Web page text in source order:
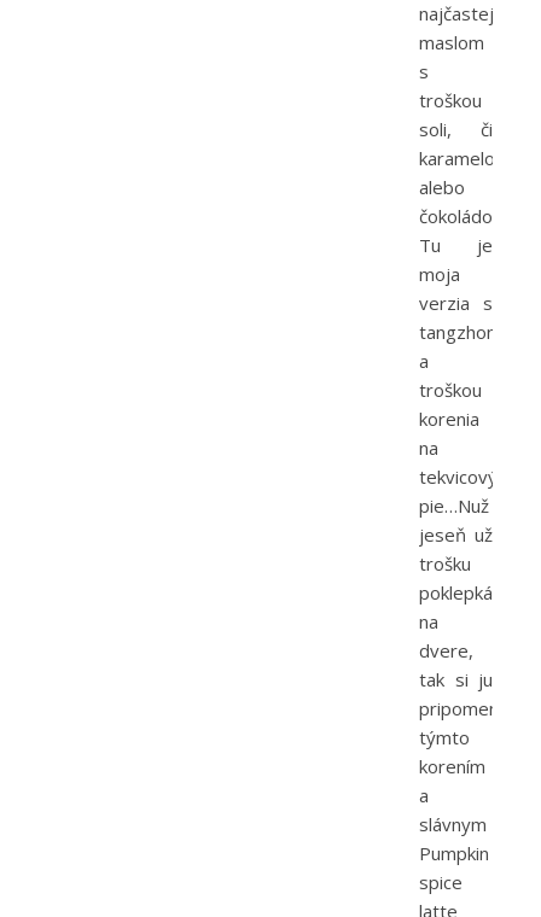
najčastejsie
maslom
s
troškou
soli, či
karamelom
alebo
čokoládou.
Tu je
moja
verzia s
tangzhongom
a
troškou
korenia
na
tekvicový
pie…Nuž
jeseň už
trošku
poklepkáva
na
dvere,
tak si ju
pripomenút
týmto
korením
a
slávnym
Pumpkin
spice
latte